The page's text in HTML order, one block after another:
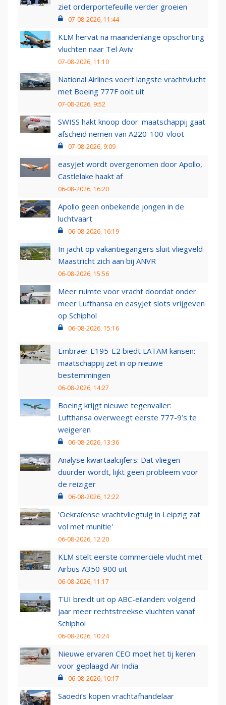
ziet orderportefeuille verder groeien
07-08-2026, 11:44
KLM hervat na maandenlange opschorting
vluchten naar Tel Aviv
07-08-2026, 11:10
National Airlines voert langste vrachtvlucht
met Boeing 777F ooit uit
07-08-2026, 9:52
SWISS hakt knoop door: maatschappij gaat
afscheid nemen van A220-100-vloot
07-08-2026, 9:09
easyJet wordt overgenomen door Apollo,
Castlelake haakt af
06-08-2026, 16:20
Apollo geen onbekende jongen in de
luchtvaart
06-08-2026, 16:19
In jacht op vakantiegangers sluit vliegveld
Maastricht zich aan bij ANVR
06-08-2026, 15:56
Meer ruimte voor vracht doordat onder
meer Lufthansa en easyJet slots vrijgeven
op Schiphol
06-08-2026, 15:16
Embraer E195-E2 biedt LATAM kansen:
maatschappij zet in op nieuwe
bestemmingen
06-08-2026, 14:27
Boeing krijgt nieuwe tegenvaller:
Lufthansa overweegt eerste 777-9’s te
weigeren
06-08-2026, 13:36
Analyse kwartaalcijfers: Dat vliegen
duurder wordt, lijkt geen probleem voor
de reiziger
06-08-2026, 12:22
'Oekraïense vrachtvliegtuig in Leipzig zat
vol met munitie'
06-08-2026, 12:20
KLM stelt eerste commerciële vlucht met
Airbus A350-900 uit
06-08-2026, 11:17
TUI breidt uit op ABC-eilanden: volgend
jaar meer rechtstreekse vluchten vanaf
Schiphol
06-08-2026, 10:24
Nieuwe ervaren CEO moet het tij keren
voor geplaagd Air India
06-08-2026, 10:17
Saoedi’s kopen vrachtafhandelaar